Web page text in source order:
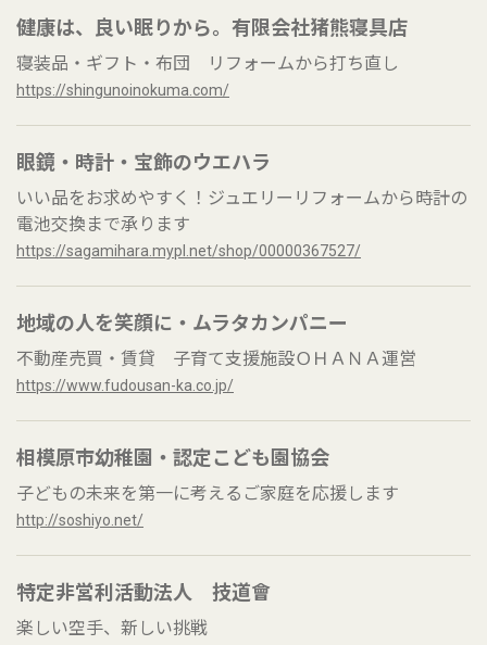
健康は、良い眠りから。有限会社猪熊寝具店
寝装品・ギフト・布団 リフォームから打ち直し
https://shingunoinokuma.com/
眼鏡・時計・宝飾のウエハラ
いい品をお求めやすく！ジュエリーリフォームから時計の
電池交換まで承ります
https://sagamihara.mypl.net/shop/00000367527/
地域の人を笑顔に・ムラタカンパニー
不動産売買・賃貸 子育て支援施設ＯＨＡＮＡ運営
https://www.fudousan-ka.co.jp/
相模原市幼稚園・認定こども園協会
子どもの未来を第一に考えるご家庭を応援します
http://soshiyo.net/
特定非営利活動法人 技道會
楽しい空手、新しい挑戦